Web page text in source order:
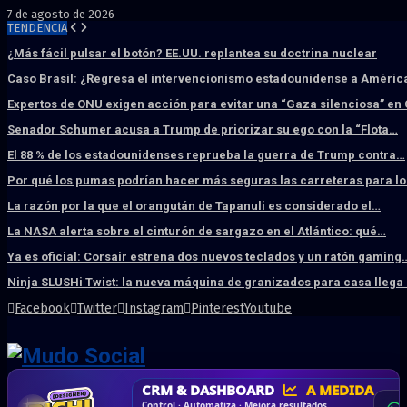
7 de agosto de 2026
TENDENCIA
¿Más fácil pulsar el botón? EE.UU. replantea su doctrina nuclear
Caso Brasil: ¿Regresa el intervencionismo estadounidense a
Expertos de ONU exigen acción para evitar una “Gaza silenciosa” en
Senador Schumer acusa a Trump de priorizar su ego con la “Flota…
El 88 % de los estadounidenses reprueba la guerra de Trump contra…
Por qué los pumas podrían hacer más seguras las carreteras para
La razón por la que el orangután de Tapanuli es considerado el…
La NASA alerta sobre el cinturón de sargazo en el Atlántico: qué…
Ya es oficial: Corsair estrena dos nuevos teclados y un ratón
Ninja SLUSHi Twist: la nueva máquina de granizados para casa
Facebook Twitter Instagram PinterestYoutube
HOSTING SSD SÚPER RÁPIDO
DISEÑO WEB PROFESIONAL
CRM & DASHBOARD A MEDIDA
CORREO CORPORATIVO